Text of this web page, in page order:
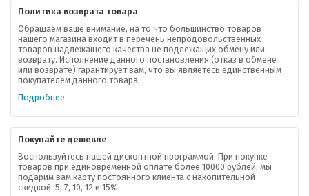
Политика возврата товара
Обращаем ваше внимание, на то что большинство товаров
нашего магазина входит в перечень непродовольственных
товаров надлежащего качества не подлежащих обмену или
возврату. Исполнение данного постановления (отказ в обмене
или возврате) гарантирует вам, что вы являетесь единственным
покупателем данного товара.
Подробнее
Покупайте дешевле
Воспользуйтесь нашей дисконтной программой. При покупке
товаров при единовременной оплате более 10000 рублей, мы
подарим вам карту постоянного клиента с накопительной
скидкой: 5, 7, 10, 12 и 15%
О компании
Ваша скидка
Контактная информация
В помощь покупателю